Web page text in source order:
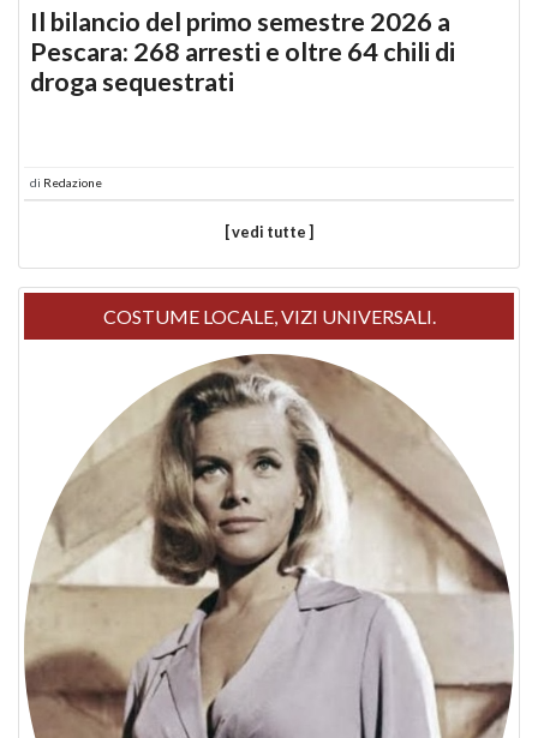
Il bilancio del primo semestre 2026 a
Pescara: 268 arresti e oltre 64 chili di
droga sequestrati
di Redazione
[ vedi tutte ]
COSTUME LOCALE, VIZI UNIVERSALI.